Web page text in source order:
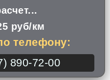
руб/км
телефону:
890-72-00